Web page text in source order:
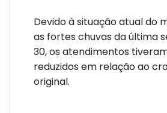
Devido à situação atual do
as fortes chuvas da última
30, os atendimentos
reduzidos em relação ao
original.